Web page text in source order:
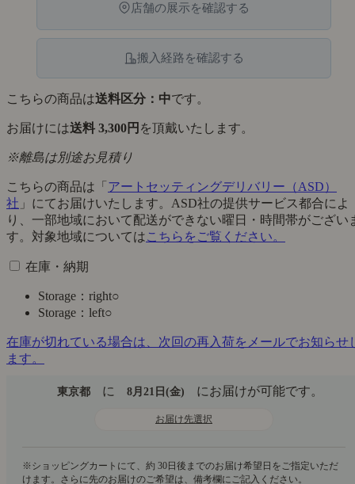
店舗の展示を確認する
搬入経路を確認する
こちらの商品は送料区分：中です。
お届けには送料 3,300円 を頂戴いたします。
※離島は別途お見積り
こちらの商品は「 アートセッティングデリバリー（ASD）
社 」にてお届けいたします。ASD社の提供サービス都合によ
り、一部地域において配送ができない曜日・時間帯がござい
す。対象地域についてはこちらをご覧ください。
在庫・納期
Storage：right○
Storage：left○
在庫が切れている場合は、次回の再入荷をメールでお知らせ
ます。
東京都 に 8月21日(金) にお届けが可能です。
お届け先選択